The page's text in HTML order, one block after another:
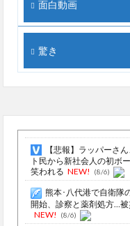
面白動画
驚き
【悲報】ラッパーさ
ト民から新社会人の初ボ
笑われる NEW! (8/6)
熊本･八代港で自衛隊
開始、診察と薬剤処方…被
NEW!
(8/6)